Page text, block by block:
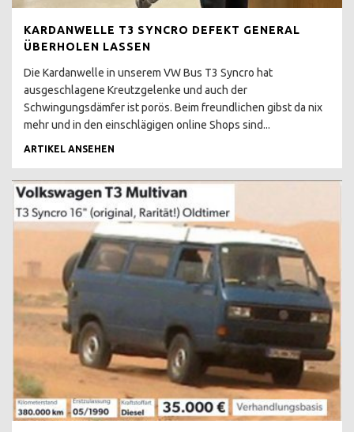
KAUFBERATUNG
T3 SYNCRO TÜV NEU
VISCO VS
ABSCHALTALLRAD
DOPPELKABINE 2.1 WBX
T3 SYNCRO
RESTAURATION
T3 SYNCRO EINFUHR
AUSLAND
T3 SYNCRO
KARDANWELLE
ROST & RESTAURATION
T3 KAROSSE SCHWEISSEN
ERHALTEN
KARDANWELLE T3 SYNCRO DEFEKT GENERAL
ÜBERHOLEN LASSEN
Die Kardanwelle in unserem VW Bus T3 Syncro hat
ausgeschlagene Kreutzgelenke und auch der
Schwingungsdämfer ist porös. Beim freundlichen gibst da nix
mehr und in den einschlägigen online Shops sind...
ARTIKEL ANSEHEN